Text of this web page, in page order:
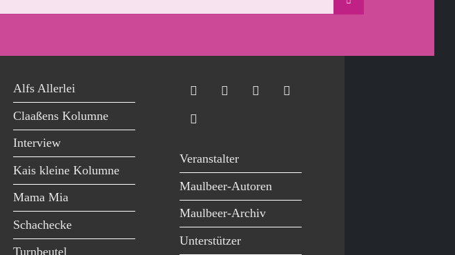
Alfs Allerlei
Claaßens Kolumne
Interview
Kais kleine Kolumne
Mama Mia
Schachecke
Turnbeutel
Veranstalter
Maulbeer-Autoren
Maulbeer-Archiv
Unterstützer